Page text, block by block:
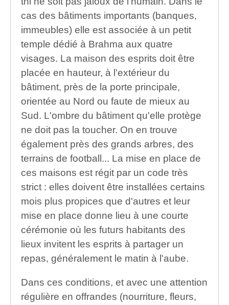
cas des bâtiments importants (banques,
immeubles) elle est associée à un petit
temple dédié à Brahma aux quatre
visages. La maison des esprits doit être
placée en hauteur, à l'extérieur du
bâtiment, près de la porte principale,
orientée au Nord ou faute de mieux au
Sud. L'ombre du bâtiment qu'elle protège
ne doit pas la toucher. On en trouve
également près des grands arbres, des
terrains de football... La mise en place de
ces maisons est régit par un code très
strict : elles doivent être installées certains
mois plus propices que d'autres et leur
mise en place donne lieu à une courte
cérémonie où les futurs habitants des
lieux invitent les esprits à partager un
repas, généralement le matin à l'aube.
Dans ces conditions, et avec une attention
régulière en offrandes (nourriture, fleurs,